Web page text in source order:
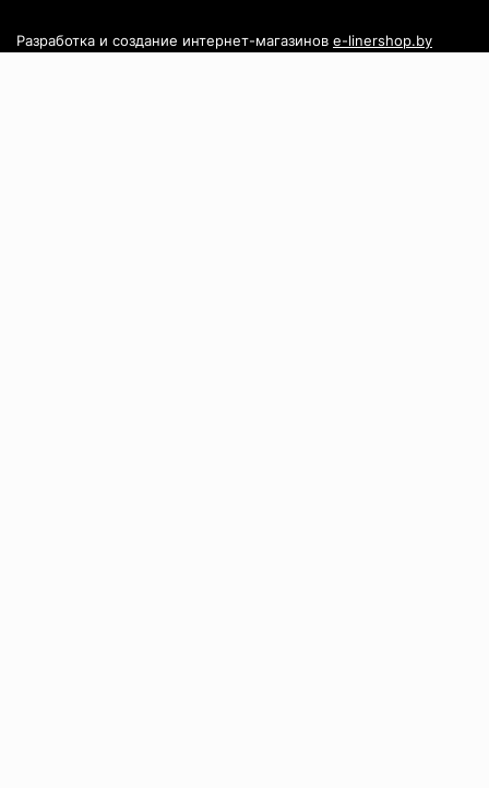
Разработка и создание интернет-магазинов e-linershop.by